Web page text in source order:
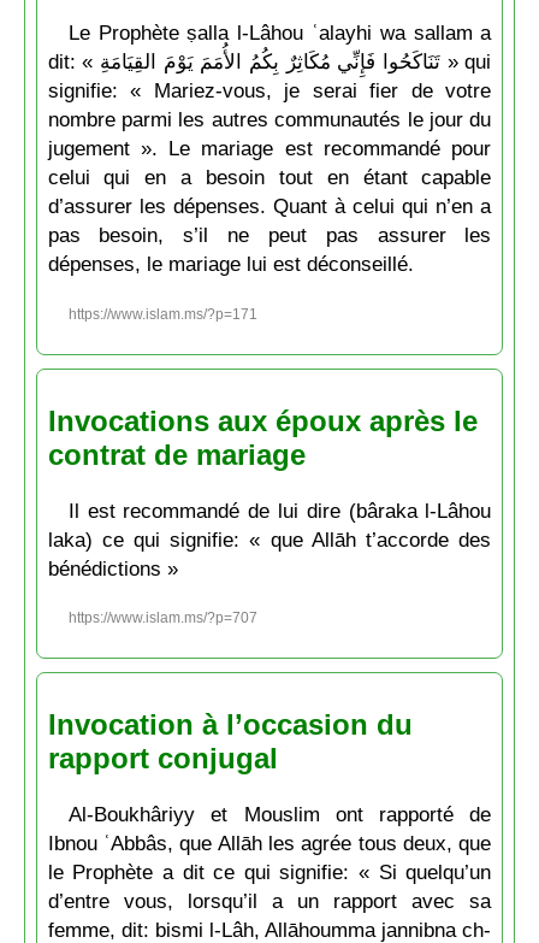
Le Prophète ṣalla l-Lâhou ʿalayhi wa sallam a
dit: « تَنَاكَحُوا فَإِنِّي مُكَاثِرٌ بِكُمُ الأُمَمَ يَوْمَ القِيَامَةِ » qui
signifie: « Mariez-vous, je serai fier de votre
nombre parmi les autres communautés le jour du
jugement ». Le mariage est recommandé pour
celui qui en a besoin tout en étant capable
d’assurer les dépenses. Quant à celui qui n’en a
pas besoin, s’il ne peut pas assurer les
dépenses, le mariage lui est déconseillé.
https://www.islam.ms/?p=171
Invocations aux époux après le
contrat de mariage
Il est recommandé de lui dire (bâraka l-Lâhou
laka) ce qui signifie: « que Allāh t’accorde des
bénédictions »
https://www.islam.ms/?p=707
Invocation à l’occasion du
rapport conjugal
Al-Boukhâriyy et Mouslim ont rapporté de
Ibnou ʿAbbâs, que Allāh les agrée tous deux, que
le Prophète a dit ce qui signifie: « Si quelqu’un
d’entre vous, lorsqu’il a un rapport avec sa
femme, dit: bismi l-Lâh, Allāhoumma jannibna ch-